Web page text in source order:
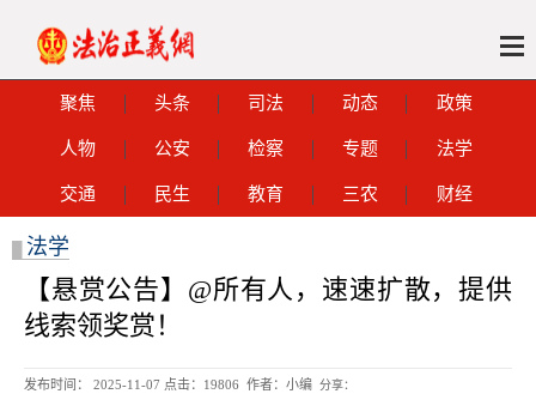
聚焦 头条 司法 动态 政策
人物 公安 检察 专题 法学
交通 民生 教育 三农 财经
法学
【悬赏公告】@所有人，速速扩散，提供
线索领奖赏！
发布时间： 2025-11-07 点击： 19806 作者：小编 分享：